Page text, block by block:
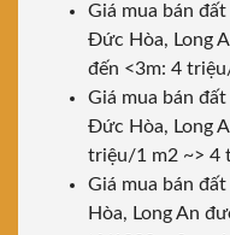
Giá mua bán
Đức Hòa, Long
đến <3m: 4
Giá mua bán
Đức Hòa, Long
triệu/1 m2 ~> 4
Giá mua bán
Hòa, Long An